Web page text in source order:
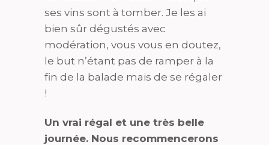
ses vins sont à tomber. Je les ai
bien sûr dégustés avec
modération, vous vous en doutez,
le but n’étant pas de ramper à la
fin de la balade mais de se régaler
!
Un vrai régal et une très belle
journée. Nous recommencerons